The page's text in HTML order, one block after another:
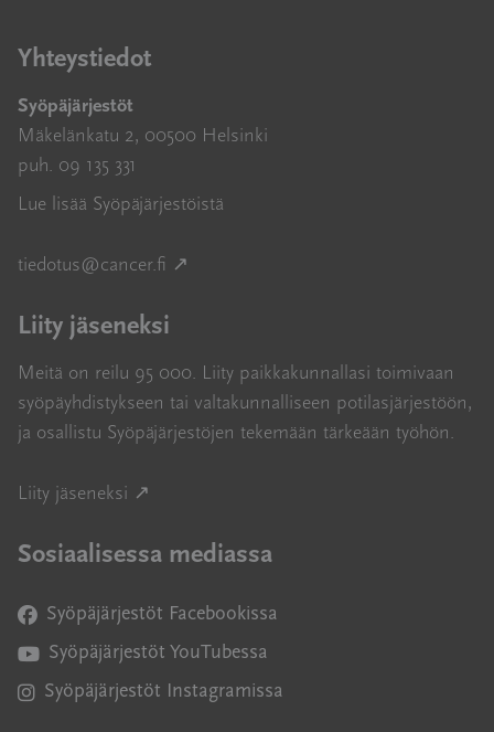
Yhteystiedot
Syöpäjärjestöt
Mäkelänkatu 2, 00500 Helsinki
puh. 09 135 331
Lue lisää Syöpäjärjestöistä
tiedotus@cancer.fi ↗
Liity jäseneksi
Meitä on reilu 95 000. Liity paikkakunnallasi toimivaan
syöpäyhdistykseen tai valtakunnalliseen potilasjärjestöön,
ja osallistu Syöpäjärjestöjen tekemään tärkeään työhön.
Liity jäseneksi ↗
Sosiaalisessa mediassa
Syöpäjärjestöt Facebookissa
Avautuu uuteen ikkunaan
Syöpäjärjestöt YouTubessa
Avautuu uuteen ikkunaan
Syöpäjärjestöt Instagramissa
Avautuu uuteen ikkunaan